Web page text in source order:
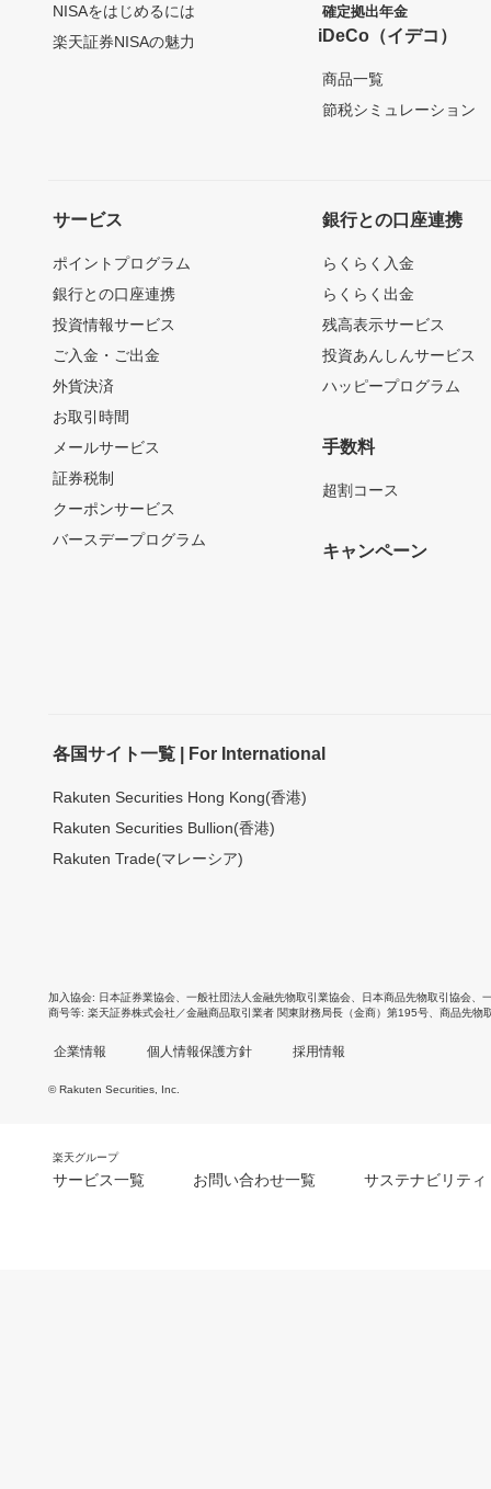
NISAをはじめるには
楽天証券NISAの魅力
確定拠出年金
iDeCo（イデコ）
商品一覧
節税シミュレーション
サービス
ポイントプログラム
銀行との口座連携
投資情報サービス
ご入金・ご出金
外貨決済
お取引時間
メールサービス
証券税制
クーポンサービス
バースデープログラム
銀行との口座連携
らくらく入金
らくらく出金
残高表示サービス
投資あんしんサービス
ハッピープログラム
手数料
超割コース
キャンペーン
各国サイト一覧 | For International
Rakuten Securities Hong Kong(香港)
Rakuten Securities Bullion(香港)
Rakuten Trade(マレーシア)
加入協会 日本証券業協会 一般社団法人金融先物取引業協会 日本商品先物取引協会
商号等 楽天証券株式会社／金融商品取引業者 関東財務局長（金商）第195号、商品先物
企業情報 個人情報保護方針 採用情報
© Rakuten Securities, Inc.
楽天グループ
サービス一覧 お問い合わせ一覧 サステナビリティ